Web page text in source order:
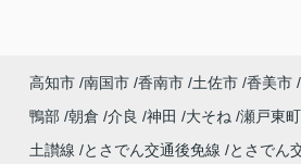
高知市 南国市 香南市 土佐市 香美市
鴨部 朝倉 介良 神田 大そね 瀬戸東町
土讃線 とさでん交通後免線 とさでん